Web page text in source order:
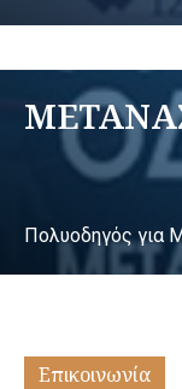
Πολυοδηγός για
Επικοινωνία